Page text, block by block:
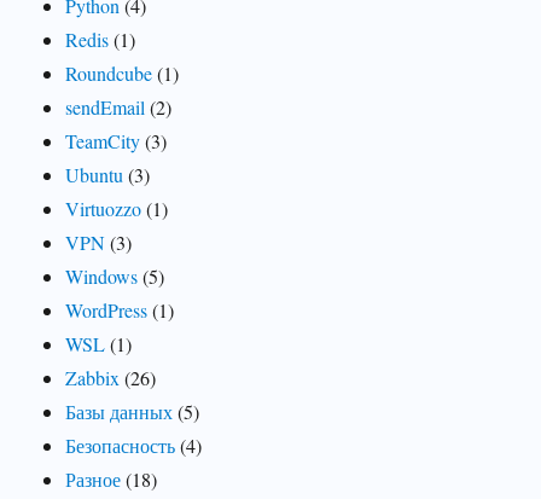
Python (4)
Redis(1)
Roundcube(1)
sendEmail (2)
TeamCity(3)
Ubuntu (3)
Virtuozzo(1)
VPN(3)
Windows(5)
WordPress(1)
WSL(1)
Zabbix (26)
Базы данных(5)
Безопасность(4)
Разное(18)